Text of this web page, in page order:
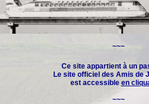
~~~
Ce site appartient à un
Le site officiel des Amis de
est accessible en
~~~